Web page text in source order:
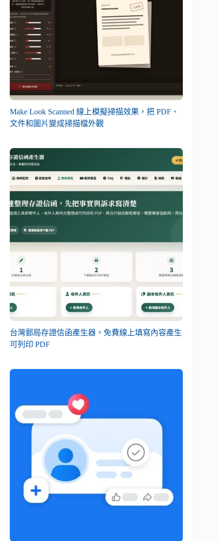
Make Look Scanned 線上模擬掃描效果，把 PDF、
文件和圖片變成掃描檔外觀
台灣郵局存證信函產生器，免費線上填寫內容產生
可列印 PDF